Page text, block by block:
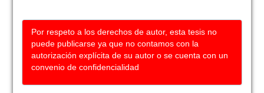
Por respeto a los derechos de autor, esta tesis no
puede publicarse ya que no contamos con la
autorización explícita de su autor o se cuenta con un
convenio de confidencialidad